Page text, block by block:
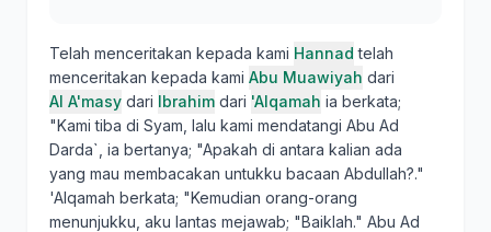
Telah menceritakan kepada kami Hannad telah
menceritakan kepada kami Abu Muawiyah dari
Al A'masy dari Ibrahim dari 'Alqamah ia berkata;
"Kami tiba di Syam, lalu kami mendatangi Abu Ad
Darda`, ia bertanya; "Apakah di antara kalian ada
yang mau membacakan untukku bacaan Abdullah?."
'Alqamah berkata; "Kemudian orang-orang
menunjukku, aku lantas mejawab; "Baiklah." Abu Ad